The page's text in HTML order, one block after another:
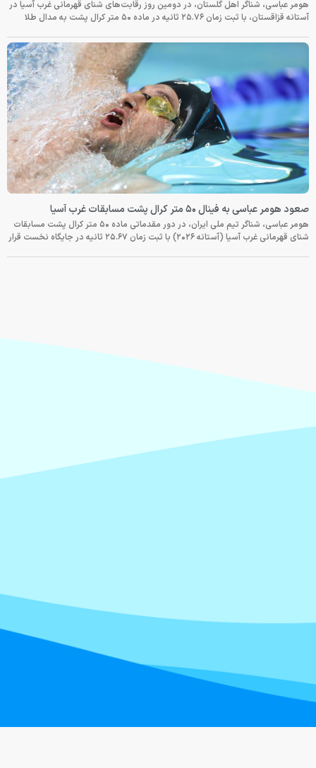
هومر عباسی، شناگر اهل گلستان، در دومین روز رقابت‌های شنای قهرمانی غرب آسیا در
آستانه قزاقستان، با ثبت زمان ۲۵.۷۶ ثانیه در ماده ۵۰ متر کرال پشت به مدال طلا
صعود هومر عباسی به فینال ۵۰ متر کرال پشت مسابقات غرب آسیا
هومر عباسی، شناگر تیم ملی ایران، در دور مقدماتی ماده ۵۰ متر کرال پشت مسابقات
شنای قهرمانی غرب آسیا (آستانه ۲۰۲۶) با ثبت زمان ۲۵.۶۷ ثانیه در جایگاه نخست قرار